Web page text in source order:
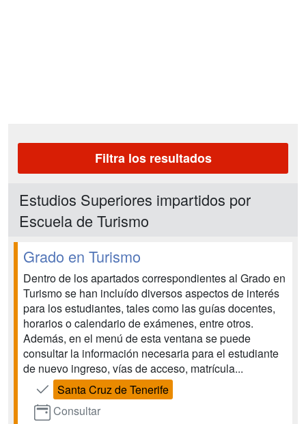
Filtra los resultados
Estudios Superiores impartidos por
Escuela de Turismo
Grado en Turismo
Dentro de los apartados correspondientes al Grado en
Turismo se han incluído diversos aspectos de interés
para los estudiantes, tales como las guías docentes,
horarios o calendario de exámenes, entre otros.
Además, en el menú de esta ventana se puede
consultar la información necesaria para el estudiante
de nuevo ingreso, vías de acceso, matrícula...
Santa Cruz de Tenerife
Consultar